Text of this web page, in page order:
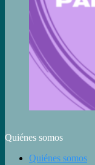
Quiénes somos
Quiénes somos